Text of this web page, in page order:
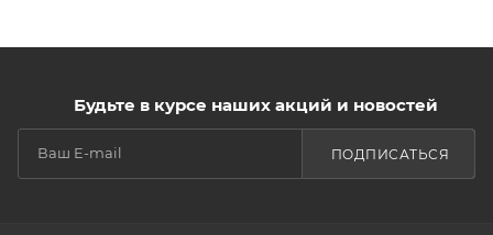
Будьте в курсе наших акций и новостей
ПОДПИСАТЬСЯ